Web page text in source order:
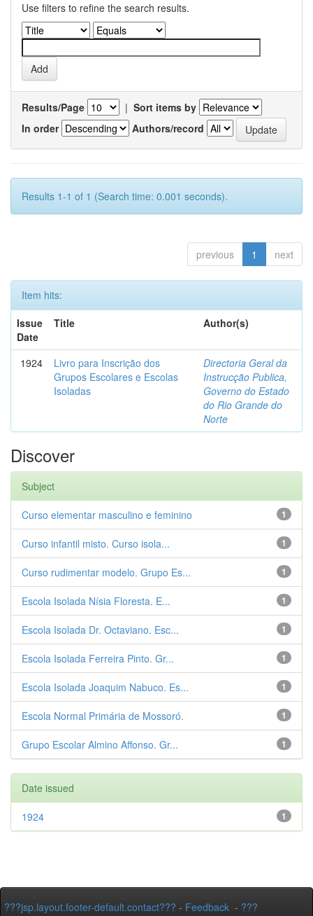
Use filters to refine the search results.
Results/Page | Sort items by
In order
Authors/record
Results 1-1 of 1 (Search time: 0.001 seconds).
previous 1 next
Item hits:
Issue
Date
Title Author(s)
1924
Livro para Inscrição dos
Grupos Escolares e Escolas
Isoladas
Directoria Geral da
Instrucção Publica,
Governo do Estado
do Rio Grande do
Norte
Discover
Subject
1
Curso elementar masculino e feminino
1
Curso infantil misto. Curso isola...
1
Curso rudimentar modelo. Grupo Es...
1
Escola Isolada Nísia Floresta. E...
1
Escola Isolada Dr. Octaviano. Esc...
1
Escola Isolada Ferreira Pinto. Gr...
1
Escola Isolada Joaquim Nabuco. Es...
1
Escola Normal Primária de Mossoró.
1
Grupo Escolar Almino Affonso. Gr...
Date issued
1
1924
???jsp.layout.footer-default.contact??? - Feedback - ???